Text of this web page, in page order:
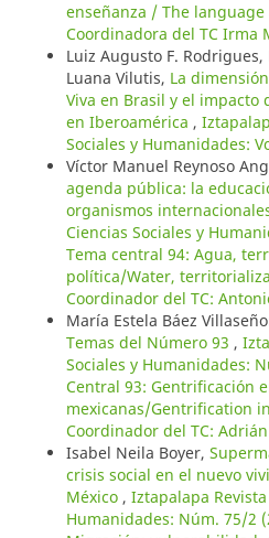
enseñanza / The
Coordinadora del TC Irma
Luiz Augusto F.
Luana Vilutis, La
Viva en Brasil y el impacto
en Iberoamérica ,
Sociales y Humanidades:
Víctor Manuel Reynoso
agenda pública: la
organismos
Ciencias Sociales y
Tema central 94: Agua,
política/Water,
Coordinador del TC:
María Estela Báez
Temas del Número 93 ,
Sociales y Humanidades:
Central 93: Gentrificación
mexicanas/Gentrification
Coordinador del TC:
Isabel Neila Boyer,
crisis social en el nuevo
México , Iztapalapa
Humanidades: Núm. 75/2